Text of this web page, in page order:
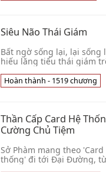
Siêu Não Thái Giám
Bất ngờ sống lại, lại sống
hiếu lăng tiểu thái giám
Nhưng 👦 Tiêu Thư
Hoàn thành - 1519 chương
Thần Cấp Card Hệ
Cường Chủ Tiệm
Sở Phàm mang theo
thống' đi tới Đại Đường,